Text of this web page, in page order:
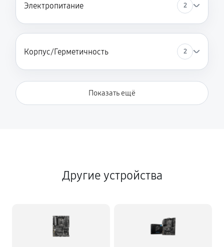
Электропитание 2
Корпус/Герметичность 2
Показать ещё
Другие устройства